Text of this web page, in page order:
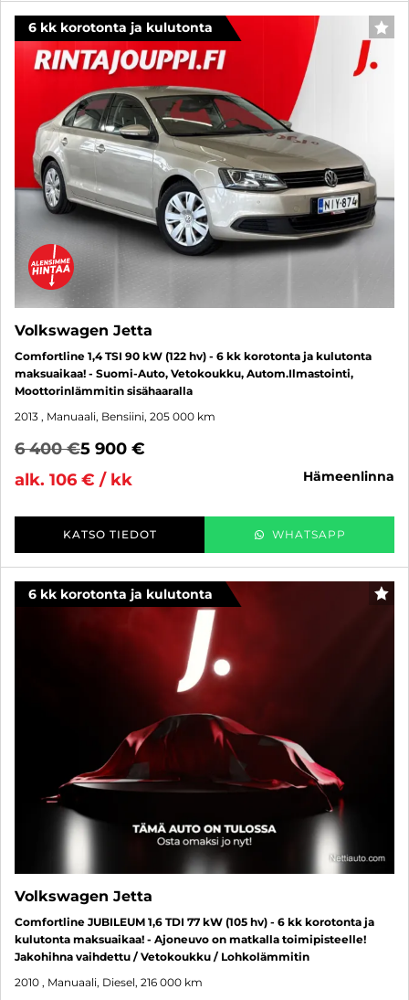
6 kk korotonta ja kulutonta
Volkswagen Jetta
Comfortline 1,4 TSI 90 kW (122 hv) - 6 kk korotonta ja kulutonta
maksuaikaa! - Suomi-Auto, Vetokoukku, Autom.Ilmastointi,
Moottorinlämmitin sisähaaralla
2013 , Manuaali, Bensiini, 205 000 km
6 400 €5 900 €
alk. 106 € / kk
hämeenlinna
KATSO TIEDOT WHATSAPP
6 kk korotonta ja kulutonta
Volkswagen Jetta
Comfortline JUBILEUM 1,6 TDI 77 kW (105 hv) - 6 kk korotonta ja
kulutonta maksuaikaa! - Ajoneuvo on matkalla toimipisteelle!
Jakohihna vaihdettu / Vetokoukku / Lohkolämmitin
2010 , Manuaali, Diesel, 216 000 km